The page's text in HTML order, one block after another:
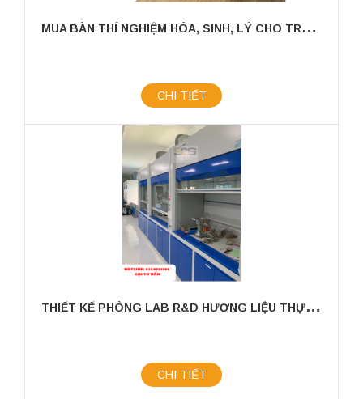
M
UA BÀN THÍ NGHIỆM HÓA, SINH, LÝ CHO TRƯỜNG HỌC GIÁ TỐT TẠI THÀNH PHỐ HỒ CHÍ MINH
CHI TIẾT
T
HIẾT KẾ PHÒNG LAB R&D HƯƠNG LIỆU THỰC PHẨM KHU VỰC MIỀN NAM
CHI TIẾT